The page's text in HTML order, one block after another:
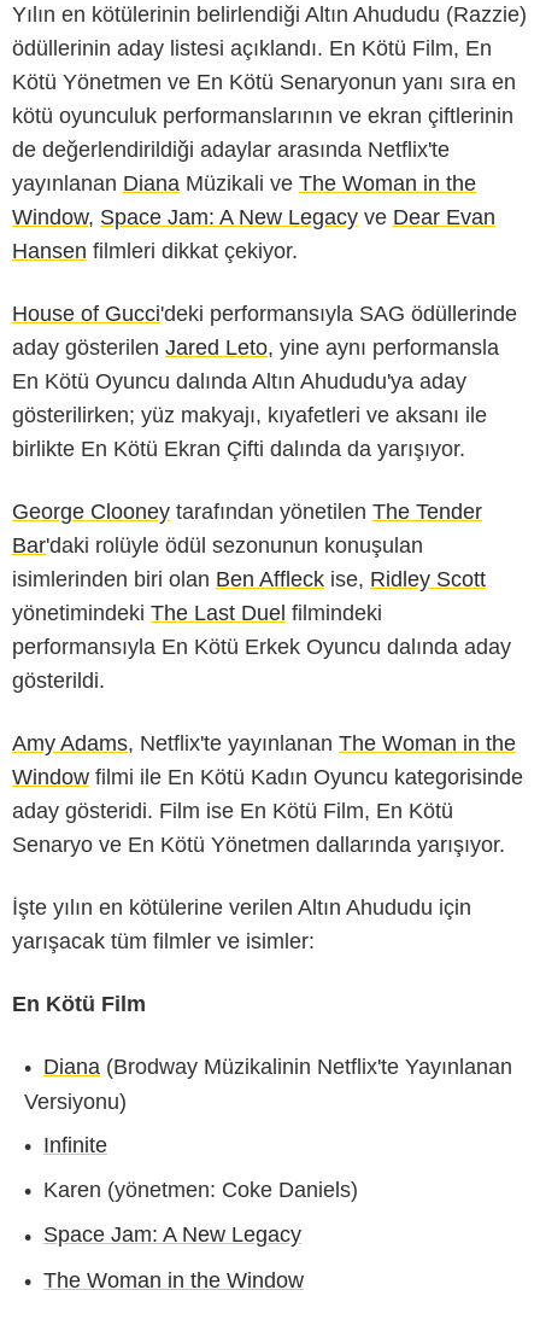
Yılın en kötülerinin belirlendiği Altın Ahududu (Razzie)
ödüllerinin aday listesi açıklandı. En Kötü Film, En
Kötü Yönetmen ve En Kötü Senaryonun yanı sıra en
kötü oyunculuk performanslarının ve ekran çiftlerinin
de değerlendirildiği adaylar arasında Netflix'te
yayınlanan Diana Müzikali ve The Woman in the
Window, Space Jam: A New Legacy ve Dear Evan
Hansen filmleri dikkat çekiyor.
House of Gucci'deki performansıyla SAG ödüllerinde
aday gösterilen Jared Leto, yine aynı performansla
En Kötü Oyuncu dalında Altın Ahududu'ya aday
gösterilirken; yüz makyajı, kıyafetleri ve aksanı ile
birlikte En Kötü Ekran Çifti dalında da yarışıyor.
George Clooney tarafından yönetilen The Tender
Bar'daki rolüyle ödül sezonunun konuşulan
isimlerinden biri olan Ben Affleck ise, Ridley Scott
yönetimindeki The Last Duel filmindeki
performansıyla En Kötü Erkek Oyuncu dalında aday
gösterildi.
Amy Adams, Netflix'te yayınlanan The Woman in the
Window filmi ile En Kötü Kadın Oyuncu kategorisinde
aday gösteridi. Film ise En Kötü Film, En Kötü
Senaryo ve En Kötü Yönetmen dallarında yarışıyor.
İşte yılın en kötülerine verilen Altın Ahududu için
yarışacak tüm filmler ve isimler:
En Kötü Film
Diana (Brodway Müzikalinin Netflix'te Yayınlanan
Versiyonu)
Infinite
Karen (yönetmen: Coke Daniels)
Space Jam: A New Legacy
The Woman in the Window